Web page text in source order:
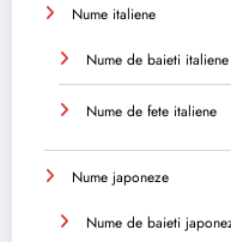
Nume italiene
Nume de baieti italiene
Nume de fete italiene
Nume japoneze
Nume de baieti